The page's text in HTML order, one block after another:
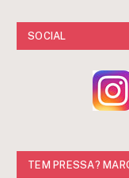
SOCIAL
TEM PRESSA?